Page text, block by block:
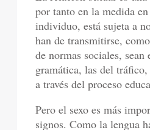
por tanto en la medida
individuo, está sujeta a
han de transmitirse,
de normas sociales, sean
gramática, las del
a través del proceso
Pero el sexo es más
signos. Como la lengua